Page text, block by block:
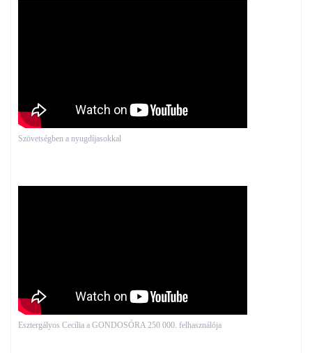
Szövetségben a nyugdíjasokkal
Esztergályos Cecília a GONDOSÓRA 250 000. felhasználója